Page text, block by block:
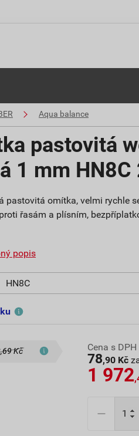
Aqua balance
pastovitá
1 mm HN8C
pastovitá omítka, velmi rychle
řasám a plísním,
popis
Kč Cena s DPH
78,90 Kč
1 972